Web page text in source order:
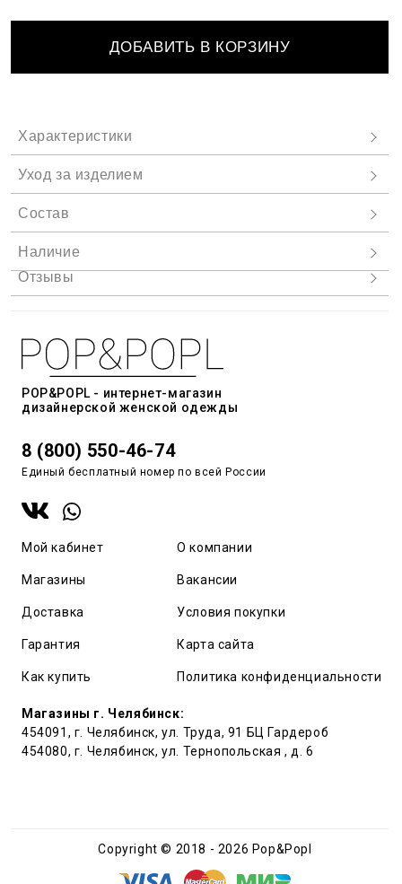
ДОБАВИТЬ В КОРЗИНУ
POP&POPL - интернет-магазин
дизайнерской женской одежды
8 (800) 550-46-74
Единый бесплатный номер по всей России
Мой кабинет
Магазины
Доставка
Гарантия
Как купить
О компании
Вакансии
Условия покупки
Карта сайта
Политика конфиденциальности
Магазины г. Челябинск:
454091, г. Челябинск, ул. Труда, 91 БЦ Гардероб
454080, г. Челябинск, ул. Тернопольская , д. 6
Copyright © 2018 - 2026 Pop&Popl